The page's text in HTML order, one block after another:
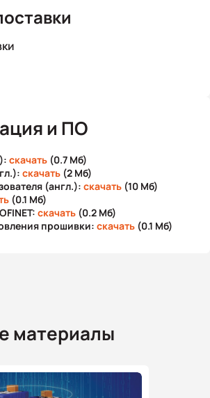
и ПО
скачать (0.7 Мб)
скачать (2 Мб)
(англ.): скачать (10 Мб)
(0.1 Мб)
скачать (0.2 Мб)
прошивки: скачать (0.1 Мб)
материалы